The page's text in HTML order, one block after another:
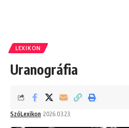
LEXIKON
Uranográfia
SzóLexikon 2026.03.23.